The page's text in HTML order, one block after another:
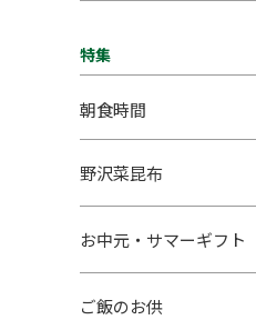
特集
朝食時間
野沢菜昆布
お中元・サマーギフト
ご飯のお供